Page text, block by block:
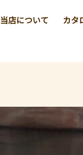
当店について カタ